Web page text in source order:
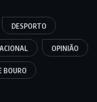
DESPORTO
OPINIÃO
BOURO